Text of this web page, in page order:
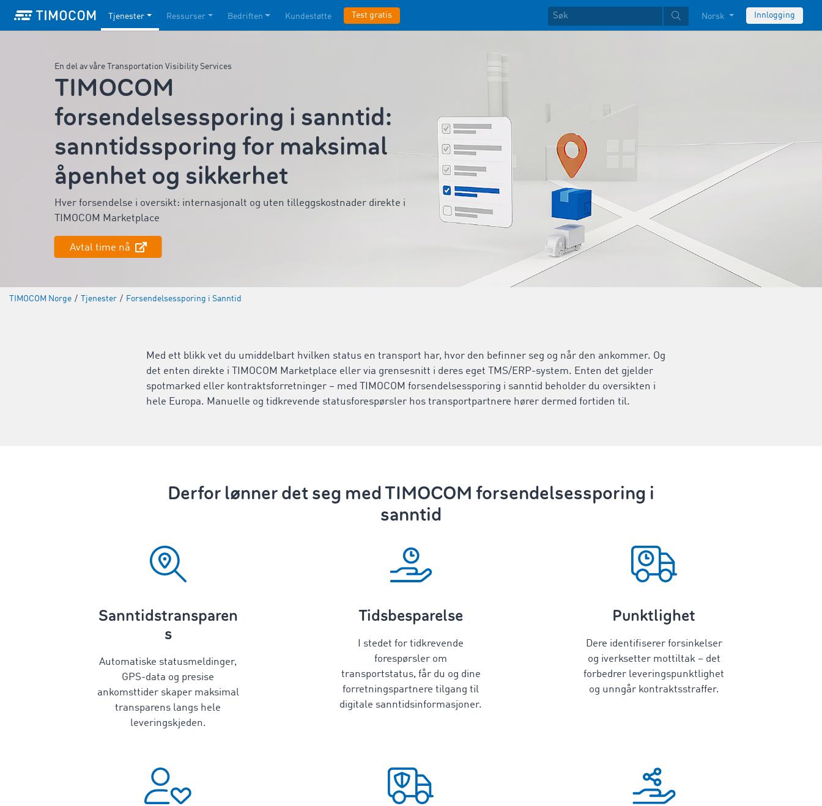
Tjenester Ressurser Bedriften Kundestøtte Test gratis Norsk Innlogging
En del av våre Transportation Visibility Services
TIMOCOM
forsendelsessporing i sanntid:
sanntidssporing for maksimal
åpenhet og sikkerhet
Hver forsendelse i oversikt: internasjonalt og uten tilleggskostnader direkte i
TIMOCOM Marketplace
Avtal time nå
TIMOCOM Norge / Tjenester / Forsendelsessporing i Sanntid
Med ett blikk vet du umiddelbart hvilken status en transport har, hvor den befinner seg og når den ankommer. Og
det enten direkte i TIMOCOM Marketplace eller via grensesnitt i deres eget TMS/ERP-system. Enten det gjelder
spotmarked eller kontraktsforretninger – med TIMOCOM forsendelsessporing i sanntid beholder du oversikten i
hele Europa. Manuelle og tidkrevende statusforespørsler hos transportpartnere hører dermed fortiden til.
Derfor lønner det seg med TIMOCOM forsendelsessporing i
sanntid
Sanntidstransparen
s
Automatiske statusmeldinger,
GPS-data og presise
ankomsttider skaper maksimal
transparens langs hele
leveringskjeden.
Tidsbesparelse
I stedet for tidkrevende
forespørsler om
transportstatus, får du og dine
forretningspartnere tilgang til
digitale sanntidsinformasjoner.
Punktlighet
Dere identifiserer forsinkelser
og iverksetter mottiltak – det
forbedrer leveringspunktlighet
og unngår kontraktsstraffer.